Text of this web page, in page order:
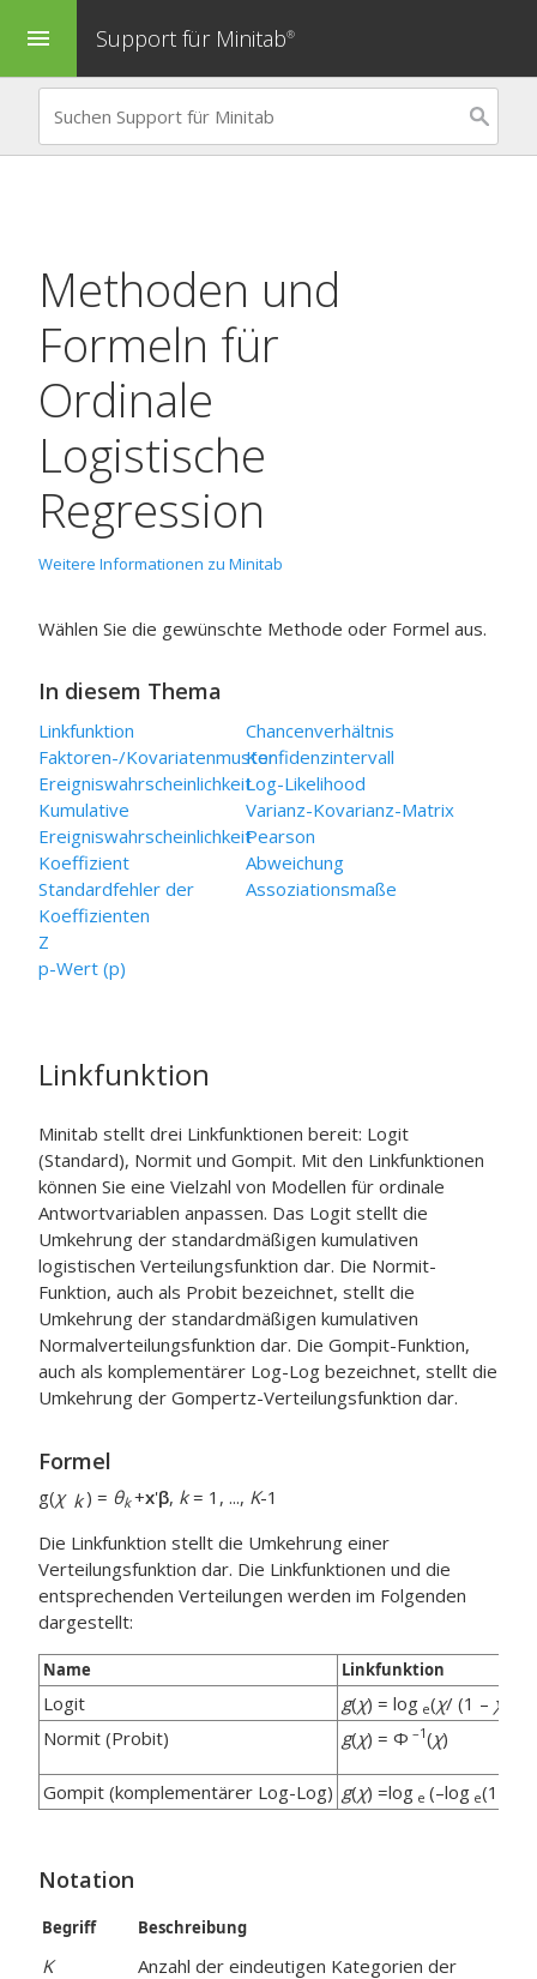
menu Support für Minitab®
Methoden und
Formeln für
Ordinale
Logistische
Regression
Weitere Informationen zu Minitab
Wählen Sie die gewünschte Methode oder Formel aus.
In diesem Thema
Linkfunktion
Faktoren-/Kovariatenmuster
Ereigniswahrscheinlichkeit
Kumulative
Ereigniswahrscheinlichkeit
Koeffizient
Standardfehler der
Koeffizienten
Z
p-Wert (p)
Chancenverhältnis
Konfidenzintervall
Log-Likelihood
Varianz-Kovarianz-Matrix
Pearson
Abweichung
Assoziationsmaße
Linkfunktion
Minitab stellt drei Linkfunktionen bereit: Logit
(Standard), Normit und Gompit. Mit den Linkfunktionen
können Sie eine Vielzahl von Modellen für ordinale
Antwortvariablen anpassen. Das Logit stellt die
Umkehrung der standardmäßigen kumulativen
logistischen Verteilungsfunktion dar. Die Normit-
Funktion, auch als Probit bezeichnet, stellt die
Umkehrung der standardmäßigen kumulativen
Normalverteilungsfunktion dar. Die Gompit-Funktion,
auch als komplementärer Log-Log bezeichnet, stellt die
Umkehrung der Gompertz-Verteilungsfunktion dar.
Formel
g(χ k) = θk+x'β, k= 1, ..., K-1
Die Linkfunktion stellt die Umkehrung einer
Verteilungsfunktion dar. Die Linkfunktionen und die
entsprechenden Verteilungen werden im Folgenden
dargestellt:
Name Linkfunktion
Logit g(χ) = log e(χ/ (1 – χ
Normit (Probit)
g(χ) = Φ –1(χ)
Gompit (komplementärer Log-Log) g(χ) =log e(–log e(1 –
Notation
Begriff Beschreibung
K
Anzahl der eindeutigen Kategorien der